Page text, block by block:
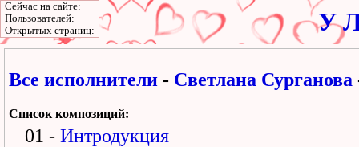
У
Все исполнители - Светлана Сурганова
Список композиций:
01 - Интродукция
Сейчас на сайте:
Пользователей:
Открытых страниц: